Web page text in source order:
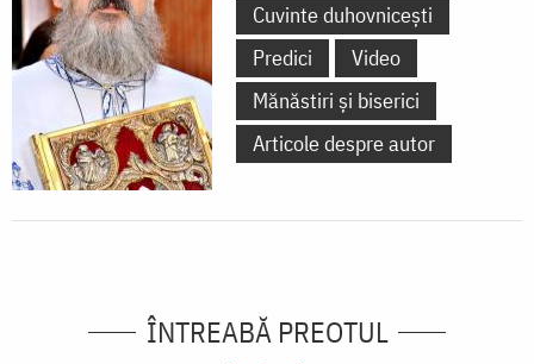
Cuvinte duhovnicești
Predici
Video
Mănăstiri și biserici
Articole despre autor
ÎNTREABĂ PREOTUL